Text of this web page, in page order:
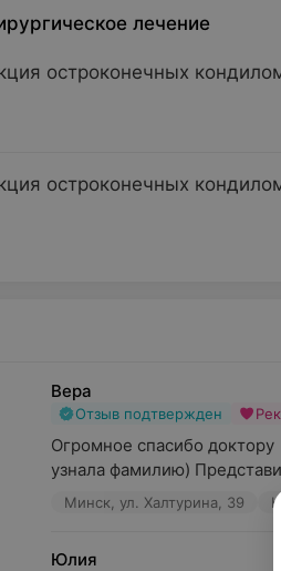
лечение
остроконечных
остроконечных
Вера
Отзыв подтвержден
Огромное спасибо
узнала фамилию)
Минск, ул. Халтурина, 39
Юлия